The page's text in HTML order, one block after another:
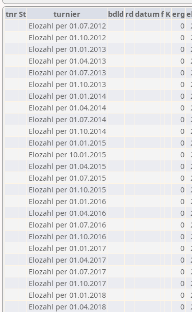
tnrSt turnier bdld rd datumf Kerg
Elozahl per 01.07.2012
0
Elozahl per 01.10.2012
0
Elozahl per 01.01.2013
0
Elozahl per 01.04.2013
0
Elozahl per 01.07.2013
0
Elozahl per 01.10.2013
0
Elozahl per 01.01.2014
0
Elozahl per 01.04.2014
0
Elozahl per 01.07.2014
0
Elozahl per 01.10.2014
0
Elozahl per 01.01.2015
0
Elozahl per 10.01.2015
0
Elozahl per 01.04.2015
0
Elozahl per 01.07.2015
0
Elozahl per 01.10.2015
0
Elozahl per 01.01.2016
0
Elozahl per 01.04.2016
0
Elozahl per 01.07.2016
0
Elozahl per 01.10.2016
0
Elozahl per 01.01.2017
0
Elozahl per 01.04.2017
0
Elozahl per 01.07.2017
0
Elozahl per 01.10.2017
0
Elozahl per 01.01.2018
0
Elozahl per 01.04.2018
0